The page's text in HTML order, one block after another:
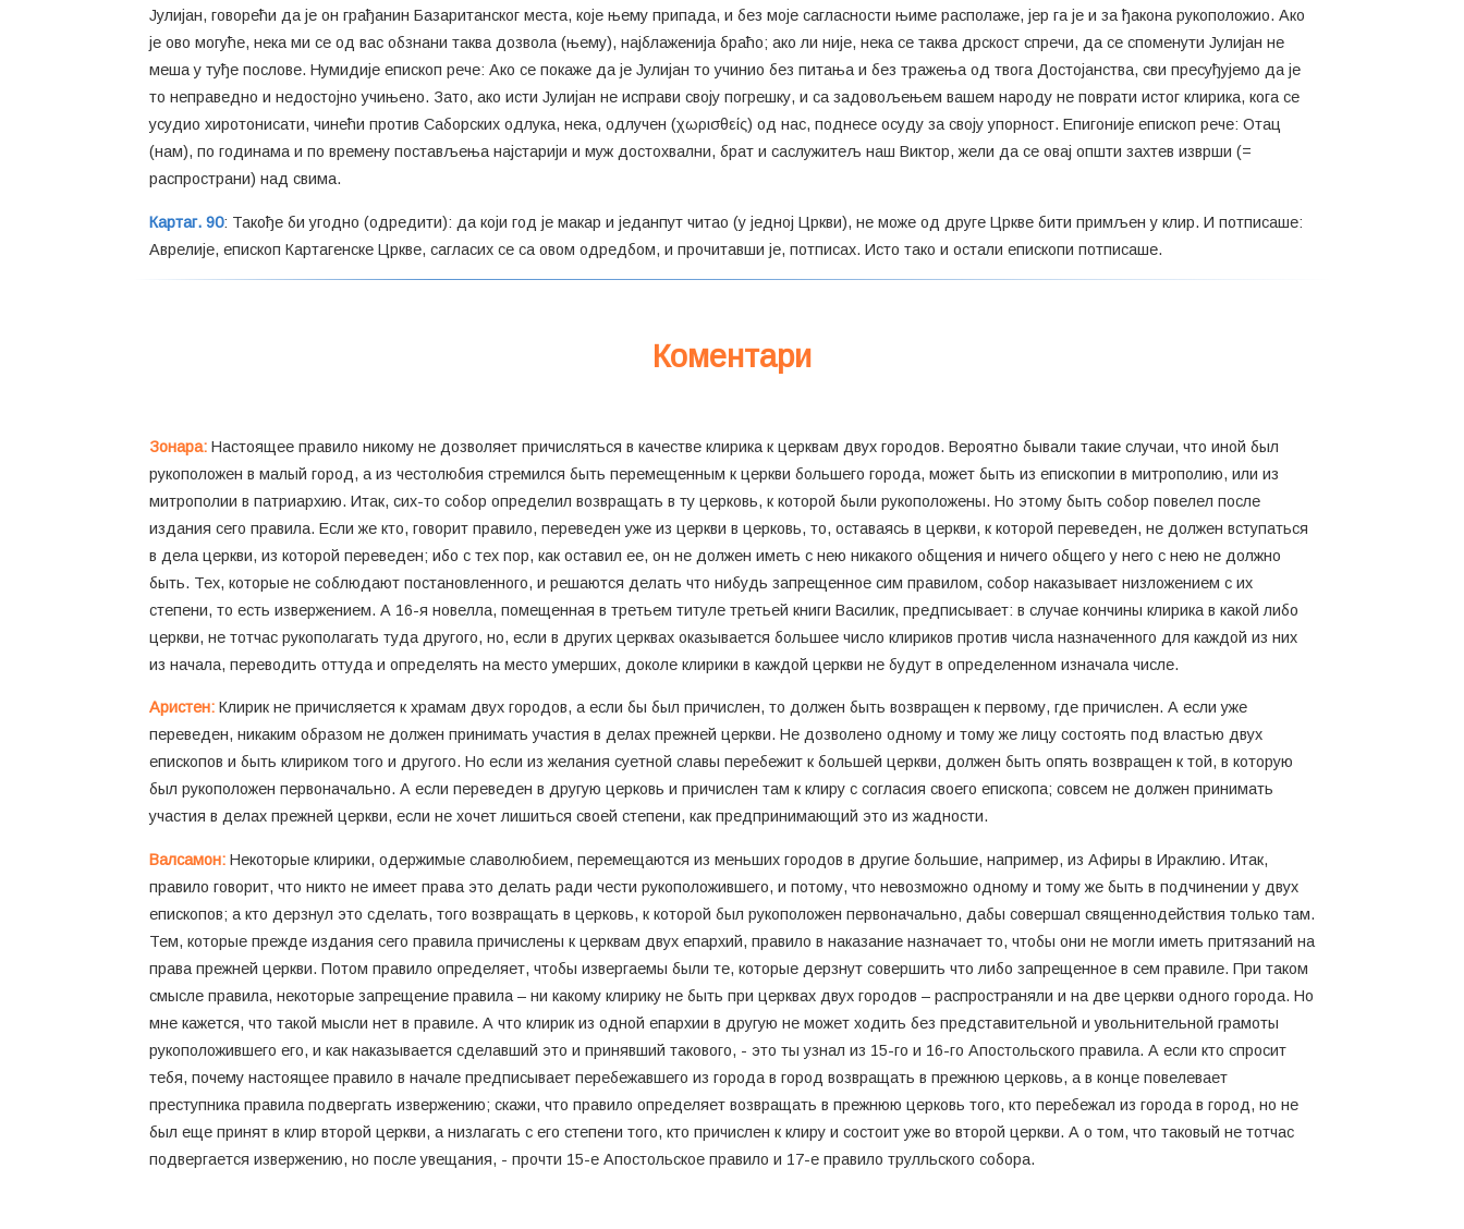
Јулијан, говорећи да је он грађанин Базаританског места, које њему припада, и без моје сагласности њиме располаже, јер га је и за ђакона рукоположио. Ако
је ово могуће, нека ми се од вас обзнани таква дозвола (њему), најблаженија браћо; ако ли није, нека се таква дрскост спречи, да се споменути Јулијан не
меша у туђе послове. Нумидије епископ рече: Ако се покаже да је Јулијан то учинио без питања и без тражења од твога Достојанства, сви пресуђујемо да је
то неправедно и недостојно учињено. Зато, ако исти Јулијан не исправи своју погрешку, и са задовољењем вашем народу не поврати истог клирика, кога се
усудио хиротонисати, чинећи против Саборских одлука, нека, одлучен (χωρισθείς) од нас, поднесе осуду за своју упорност. Епигоније епископ рече: Отац
(нам), по годинама и по времену постављења најстарији и муж достохвални, брат и саслужитељ наш Виктор, жели да се овај општи захтев изврши (=
распространи) над свима.
Картаг. 90: Такође би угодно (одредити): да који год је макар и једанпут читао (у једној Цркви), не може од друге Цркве бити примљен у клир. И потписаше:
Аврелије, епископ Картагенске Цркве, сагласих се са овом одредбом, и прочитавши је, потписах. Исто тако и остали епископи потписаше.
Коментари
Зонара: Настоящее правило никому не дозволяет причисляться в качестве клирика к церквам двух городов. Вероятно бывали такие случаи, что иной был
рукоположен в малый город, а из честолюбия стремился быть перемещенным к церкви большего города, может быть из епископии в митрополию, или из
митрополии в патриархию. Итак, сих-то собор определил возвращать в ту церковь, к которой были рукоположены. Но этому быть собор повелел после
издания сего правила. Если же кто, говорит правило, переведен уже из церкви в церковь, то, оставаясь в церкви, к которой переведен, не должен вступаться
в дела церкви, из которой переведен; ибо с тех пор, как оставил ее, он не должен иметь с нею никакого общения и ничего общего у него с нею не должно
быть. Тех, которые не соблюдают постановленного, и решаются делать что нибудь запрещенное сим правилом, собор наказывает низложением с их
степени, то есть извержением. А 16-я новелла, помещенная в третьем титуле третьей книги Василик, предписывает: в случае кончины клирика в какой либо
церкви, не тотчас рукополагать туда другого, но, если в других церквах оказывается большее число клириков против числа назначенного для каждой из них
из начала, переводить оттуда и определять на место умерших, доколе клирики в каждой церкви не будут в определенном изначала числе.
Аристен: Клирик не причисляется к храмам двух городов, а если бы был причислен, то должен быть возвращен к первому, где причислен. А если уже
переведен, никаким образом не должен принимать участия в делах прежней церкви. Не дозволено одному и тому же лицу состоять под властью двух
епископов и быть клириком того и другого. Но если из желания суетной славы перебежит к большей церкви, должен быть опять возвращен к той, в которую
был рукоположен первоначально. А если переведен в другую церковь и причислен там к клиру с согласия своего епископа; совсем не должен принимать
участия в делах прежней церкви, если не хочет лишиться своей степени, как предпринимающий это из жадности.
Валсамон: Некоторые клирики, одержимые славолюбием, перемещаются из меньших городов в другие большие, например, из Афиры в Ираклию. Итак,
правило говорит, что никто не имеет права это делать ради чести рукоположившего, и потому, что невозможно одному и тому же быть в подчинении у двух
епископов; а кто дерзнул это сделать, того возвращать в церковь, к которой был рукоположен первоначально, дабы совершал священнодействия только там.
Тем, которые прежде издания сего правила причислены к церквам двух епархий, правило в наказание назначает то, чтобы они не могли иметь притязаний на
права прежней церкви. Потом правило определяет, чтобы извергаемы были те, которые дерзнут совершить что либо запрещенное в сем правиле. При таком
смысле правила, некоторые запрещение правила – ни какому клирику не быть при церквах двух городов – распространяли и на две церкви одного города. Но
мне кажется, что такой мысли нет в правиле. А что клирик из одной епархии в другую не может ходить без представительной и увольнительной грамоты
рукоположившего его, и как наказывается сделавший это и принявший такового, - это ты узнал из 15-го и 16-го Апостольского правила. А если кто спросит
тебя, почему настоящее правило в начале предписывает перебежавшего из города в город возвращать в прежнюю церковь, а в конце повелевает
преступника правила подвергать извержению; скажи, что правило определяет возвращать в прежнюю церковь того, кто перебежал из города в город, но не
был еще принят в клир второй церкви, а низлагать с его степени того, кто причислен к клиру и состоит уже во второй церкви. А о том, что таковый не тотчас
подвергается извержению, но после увещания, - прочти 15-е Апостольское правило и 17-е правило трулльского собора.